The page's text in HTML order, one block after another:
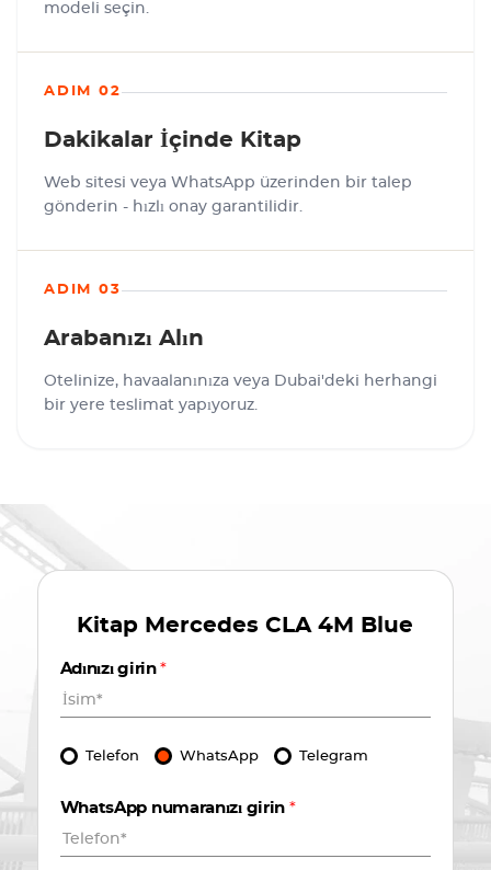
modeli seçin.
ADIM 02
Dakikalar İçinde Kitap
Web sitesi veya WhatsApp üzerinden bir talep
gönderin - hızlı onay garantilidir.
ADIM 03
Arabanızı Alın
Otelinize, havaalanınıza veya Dubai'deki herhangi
bir yere teslimat yapıyoruz.
Kitap Mercedes CLA 4M Blue
Adınızı girin*
Telefon WhatsApp Telegram
WhatsApp numaranızı girin *